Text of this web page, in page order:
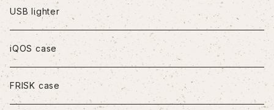
iPhoneXS Max
iPhone11
iPhone11Pro
USB lighter
iQOS case
FRISK case